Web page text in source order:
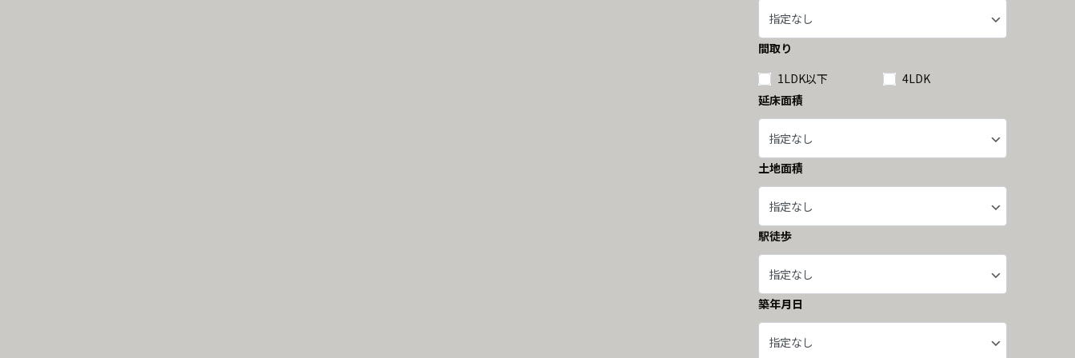
間取り
1LDK以下
4LDK
延床面積
土地面積
駅徒歩
築年月日